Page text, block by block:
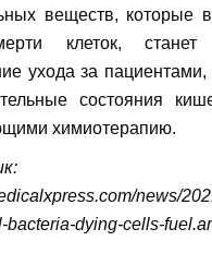
веществ, которые
клеток, станет
ухода за
состояния
химиотерапию.
news/
bacteria-dying-cells-